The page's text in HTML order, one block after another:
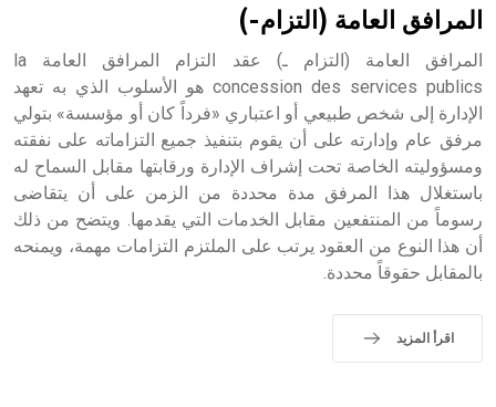
المرافق العامة (التزام-)
المرافق العامة (التزام ـ) عقد التزام المرافق العامة la
concession des services publics هو الأسلوب الذي به تعهد
الإدارة إلى شخص طبيعي أو اعتباري «فرداً كان أو مؤسسة» بتولي
مرفق عام وإدارته على أن يقوم بتنفيذ جميع التزاماته على نفقته
ومسؤوليته الخاصة تحت إشراف الإدارة ورقابتها مقابل السماح له
باستغلال هذا المرفق مدة محددة من الزمن على أن يتقاضى
رسوماً من المنتفعين مقابل الخدمات التي يقدمها. ويتضح من ذلك
أن هذا النوع من العقود يرتب على الملتزم التزامات مهمة، ويمنحه
بالمقابل حقوقاً محددة.
اقرأ المزيد